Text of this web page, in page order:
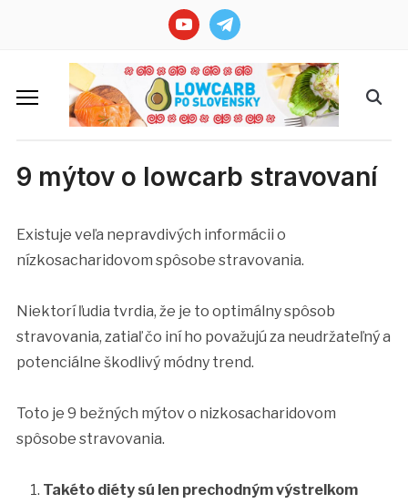
youtubetelegram
9 mýtov o lowcarb stravovaní
Existuje veľa nepravdivých informácii o
nízkosacharidovom spôsobe stravovania.
Niektorí ľudia tvrdia, že je to optimálny spôsob
stravovania, zatiaľ čo iní ho považujú za neudržateľný a
potenciálne škodlivý módny trend.
Toto je 9 bežných mýtov o nizkosacharidovom
spôsobe stravovania.
Takéto diéty sú len prechodným výstrelkom